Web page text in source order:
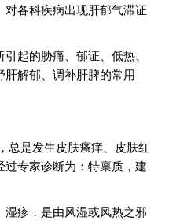
各科疾病出现肝郁气滞证
起的胁痛、郁证、低热、
解郁、调补肝脾的常用
总是发生皮肤瘙痒、皮肤红
专家诊断为：特禀质，建
湿疹，是由风湿或风热之邪